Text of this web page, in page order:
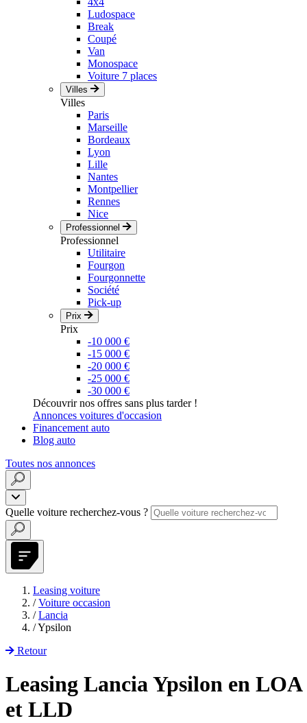
Ludospace
Break
Coupé
Van
Monospace
Voiture 7 places
Villes
Villes
Paris
Marseille
Bordeaux
Lyon
Lille
Nantes
Montpellier
Rennes
Nice
Professionnel
Professionnel
Utilitaire
Fourgon
Fourgonnette
Société
Pick-up
Prix
Prix
-10 000 €
-15 000 €
-20 000 €
-25 000 €
-30 000 €
Découvrir nos offres sans plus tarder !
Annonces voitures d'occasion
Financement auto
Blog auto
Toutes nos annonces
Quelle voiture recherchez-vous ?
Leasing voiture
/ Voiture occasion
/ Lancia
/Ypsilon
Retour
Leasing Lancia Ypsilon en LOA
et LLD